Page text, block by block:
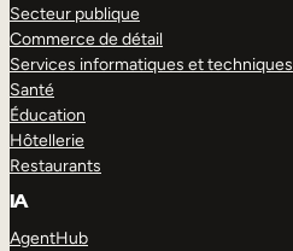
Secteur publique
Commerce de détail
Services informatiques et techniques
Santé
Éducation
Hôtellerie
Restaurants
IA
AgentHub